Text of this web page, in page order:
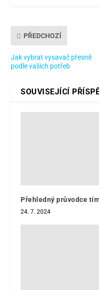
PŘEDCHOZÍ
Jak vybrat vysavač přesně
podle vašich potřeb
SOUVISEJÍCÍ
Přehledný průvodce
24. 7. 2024